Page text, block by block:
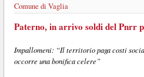
Comune di Vaglia
Paterno, in arrivo soldi del Pnrr
Impallomeni: “Il territorio paga costi
occorre una bonifica celere”